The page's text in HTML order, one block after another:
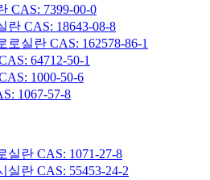
CAS: 7399-00-0
CAS: 18643-08-8
실란 CAS: 162578-86-1
64712-50-1
1000-50-6
1067-57-8
란 CAS: 1071-27-8
란 CAS: 55453-24-2